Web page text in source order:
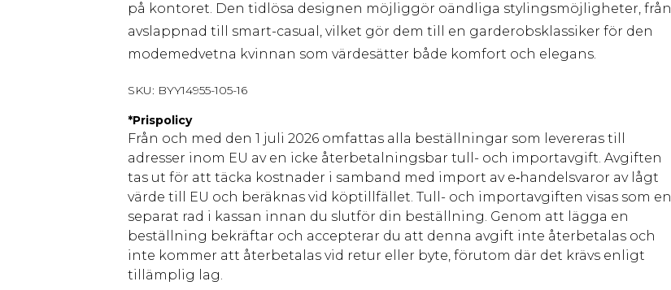
på kontoret. Den tidlösa designen möjliggör oändliga stylingsmöjligheter, från
avslappnad till smart-casual, vilket gör dem till en garderobsklassiker för den
modemedvetna kvinnan som värdesätter både komfort och elegans.
SKU: BYY14955-105-16
*Prispolicy
Från och med den 1 juli 2026 omfattas alla beställningar som levereras till
adresser inom EU av en icke återbetalningsbar tull- och importavgift. Avgiften
tas ut för att täcka kostnader i samband med import av e‑handelsvaror av lågt
värde till EU och beräknas vid köptillfället. Tull- och importavgiften visas som en
separat rad i kassan innan du slutför din beställning. Genom att lägga en
beställning bekräftar och accepterar du att denna avgift inte återbetalas och
inte kommer att återbetalas vid retur eller byte, förutom där det krävs enligt
tillämplig lag.